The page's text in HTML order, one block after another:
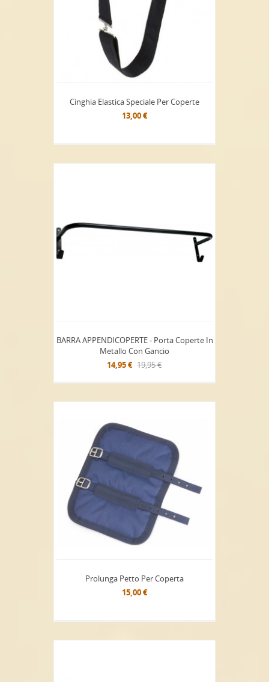
Cinghia Elastica Speciale Per Coperte
13,00 €
BARRA APPENDICOPERTE - Porta Coperte In
Metallo Con Gancio
14,95 € 19,95 €
Prolunga Petto Per Coperta
15,00 €